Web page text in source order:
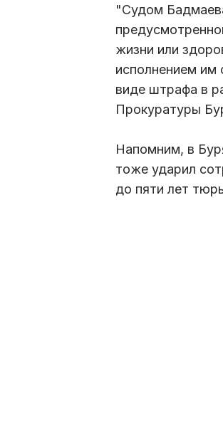
"Судом
жизни или
исполнением им
виде штрафа в
Прокуратуры
Напомним, в
тоже ударил
до пяти лет